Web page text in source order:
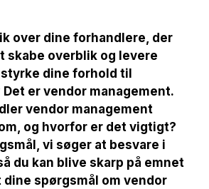
over dine forhandlere, der
skabe overblik og levere
dine forhold til
er vendor management.
vendor management
og hvorfor er det vigtigt?
vi søger at besvare i
du kan blive skarp på emnet
dine spørgsmål om vendor